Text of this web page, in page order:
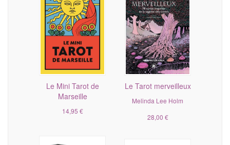
Le Mini Tarot de
Marseille
14,95 €
Le Tarot merveilleux
Melinda Lee Holm
28,00 €